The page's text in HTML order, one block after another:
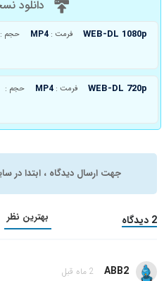
دانلود
WEB-DL 1080p فرمت : MP4 حجم :
WEB-DL 720p فرمت : MP4 حجم :
جهت ارسال دیدگاه ، ابتدا در
2 دیدگاه بهترین نظر
ABB2 2 ماه قبل